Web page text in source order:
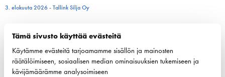
Tämä sivusto käyttää evästeitä
Käytämme evästeitä tarjoamamme sisällön ja mainosten
räätälöimiseen, sosiaalisen median ominaisuuksien tukemiseen ja
kävijämäärämme analysoimiseen
3. elokuuta 2026 - Tallink Silja Oy
Pohjoismaiset varustamoedustajat kokoontuvat
Helsinkiin vahvistamaan meriliikenteen resilienssiä
24. kesäkuuta 2026 - Suomen Varustamot Ry